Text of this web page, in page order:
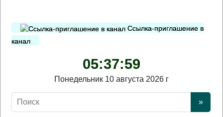
Ссылка-приглашение в
канал
05:38:00
Понедельник 10 августа 2026 г